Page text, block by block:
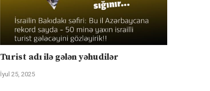
Turist adı ilə gələn yəhudilər
İyul 25, 2025